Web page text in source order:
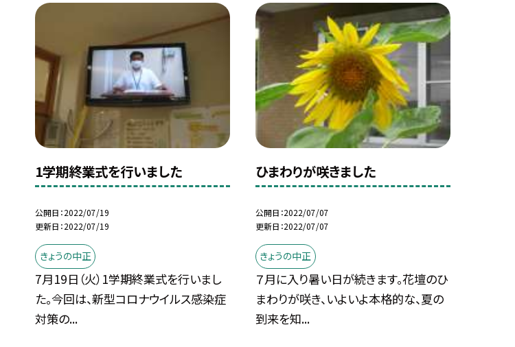
1学期終業式を行いました
公開日 2022/07/19
更新日 2022/07/19
きょうの中正
7月19日（火）1学期終業式を行いまし
た。今回は、新型コロナウイルス感染症
対策の...
ひまわりが咲きました
公開日 2022/07/07
更新日 2022/07/07
きょうの中正
７月に入り暑い日が続きます。花壇のひ
まわりが咲き、いよいよ本格的な、夏の
到来を知...